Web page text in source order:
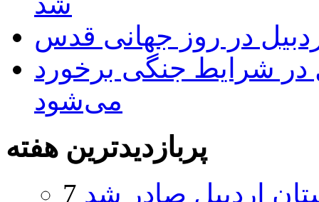
در روز جهانی قدس
در شرایط جنگی برخورد
می‌شود
پربازدیدترین هفته
اردبیل صادر شد 7